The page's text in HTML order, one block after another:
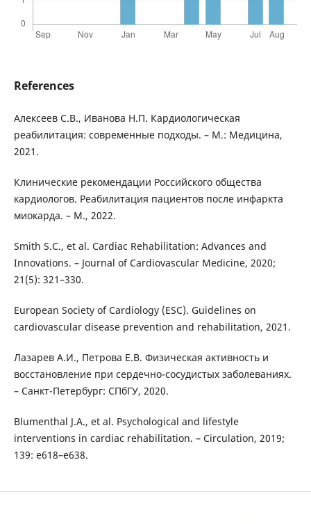
References
Алексеев С.В., Иванова Н.П. Кардиологическая
реабилитация: современные подходы. – М.: Медицина,
2021.
Клинические рекомендации Российского общества
кардиологов. Реабилитация пациентов после инфаркта
миокарда. – М., 2022.
Smith S.C., et al. Cardiac Rehabilitation: Advances and
Innovations. – Journal of Cardiovascular Medicine, 2020;
21(5): 321–330.
European Society of Cardiology (ESC). Guidelines on
cardiovascular disease prevention and rehabilitation, 2021.
Лазарев А.И., Петрова Е.В. Физическая активность и
восстановление при сердечно-сосудистых заболеваниях.
– Санкт-Петербург: СПбГУ, 2020.
Blumenthal J.A., et al. Psychological and lifestyle
interventions in cardiac rehabilitation. – Circulation, 2019;
139: e618–e638.